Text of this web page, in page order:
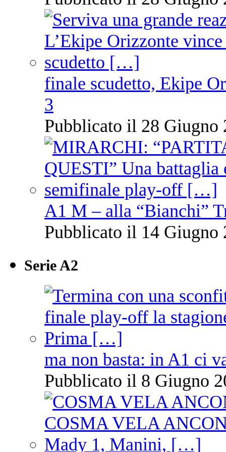
finale scudetto, Ekipe
3
Pubblicato il 28 Giugno
A1 M – alla “Bianchi”
Pubblicato il 14 Giugno
Serie A2
ma non basta: in A1 ci
Pubblicato il 8 Giugno